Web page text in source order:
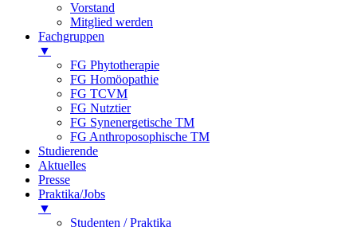
Vorstand
Mitglied werden
Fachgruppen
▼
FG Phytotherapie
FG Homöopathie
FG TCVM
FG Nutztier
FG Synenergetische TM
FG Anthroposophische TM
Studierende
Aktuelles
Presse
Praktika/Jobs
▼
Studenten / Praktika